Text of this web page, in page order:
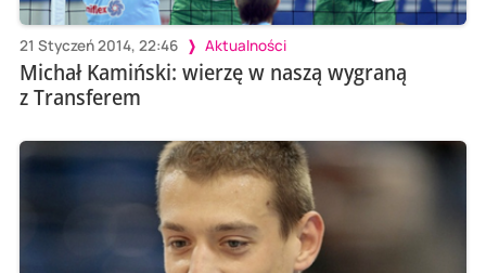
21 Styczeń 2014, 22:46 Aktualności
Michał Kamiński: wierzę w naszą wygraną
z Transferem